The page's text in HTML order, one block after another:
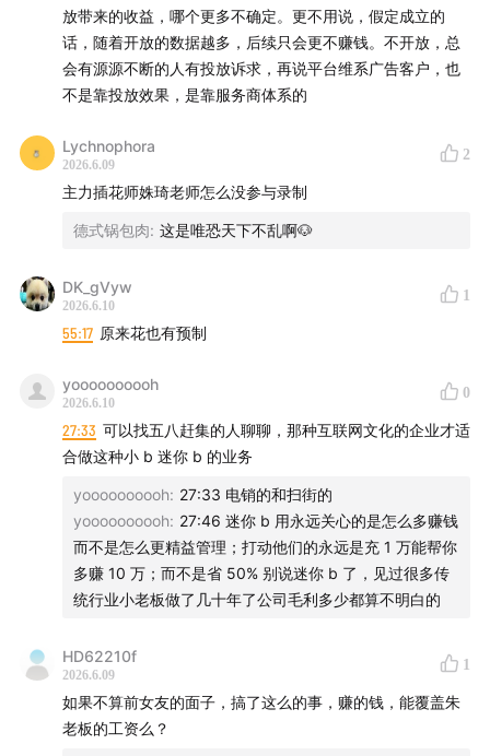
（微博：@某高老师，Blog：某高老师 – 人间观察）
高春辉：「科技乱炖」主播。“中国互联网站长第一
人”，科技、互联网领域的连续创业者。（微博：@高春
辉，微信公众号：老高的互联网杂谈）
【制作团队】
后期 / 卷圈
封面 / 姝琦
监制 / 姝琦
产品统筹 / bobo
【联系我们】
希望大家在听友群和评论区多多反馈收听感受，这对我们
来说十分重要。欢迎添加津津乐道小助手微信：
dao160301，加入听友群。
【关于「科技乱炖」】
累的经验为基础，结合实际，把近期科技热点变成犀利、
独到、深刻的独家观点。
放带来的收益，哪个更多不确定。更不用说，假定成立的
话，随着开放的数据越多，后续只会更不赚钱。不开放，总
会有源源不断的人有投放诉求，再说平台维系广告客户，也
不是靠投放效果，是靠服务商体系的
Lychnophora
2026.6.09
2
主力插花师姝琦老师怎么没参与录制
德式锅包肉: 这是唯恐天下不乱啊🐶
DK_gVyw
2026.6.10
1
55:17 原来花也有预制
yoooooooooh
2026.6.10
0
27:33 可以找五八赶集的人聊聊，那种互联网文化的企业才适
合做这种小 b 迷你 b 的业务
yoooooooooh: 27:33 电销的和扫街的
yoooooooooh: 27:46 迷你 b 用永远关心的是怎么多赚钱
而不是怎么更精益管理；打动他们的永远是充 1 万能帮你
多赚 10 万；而不是省 50% 别说迷你 b 了，见过很多传
统行业小老板做了几十年了公司毛利多少都算不明白的
HD62210f
2026.6.09
1
如果不算前女友的面子，搞了这么的事，赚的钱，能覆盖朱
老板的工资么？